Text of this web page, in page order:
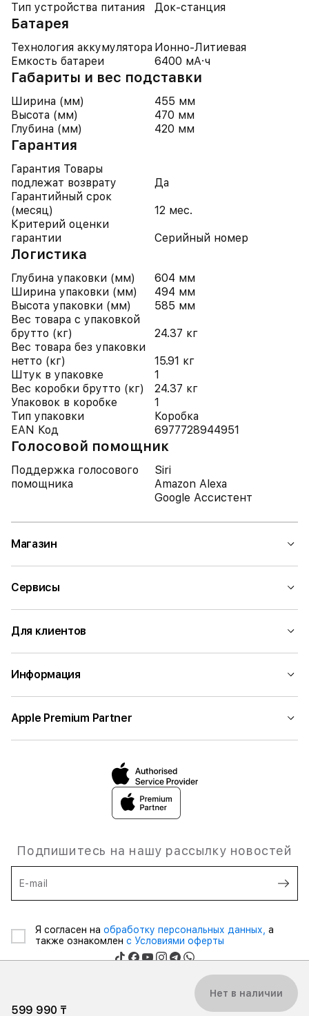
Тип устройства питания Док-станция
Батарея
Технология аккумулятора Ионно-Литиевая
Емкость батареи
6400 мА·ч
Габариты и вес подставки
Ширина (мм)
455 мм
Высота (мм)
470 мм
Глубина (мм)
420 мм
Гарантия
Гарантия Товары
подлежат возврату
Да
Гарантийный срок
(месяц)
12 мес.
Критерий оценки
гарантии
Серийный номер
Логистика
Глубина упаковки (мм)
604 мм
Ширина упаковки (мм)
494 мм
Высота упаковки (мм)
585 мм
Вес товара с упаковкой
брутто (кг)
24.37 кг
Вес товара без упаковки
нетто (кг)
15.91 кг
Штук в упаковке
1
Вес коробки брутто (кг)
24.37 кг
Упаковок в коробке
1
Тип упаковки
Коробка
EAN Код
6977728944951
Голосовой помощник
Поддержка голосового
помощника
Siri
Amazon Alexa
Google Ассистент
599 990 ₸
Нет в наличии
Магазин
Сервисы
Для клиентов
Информация
Apple Premium Partner
Подпишитесь на нашу рассылку новостей
E-mail
Я согласен на обработку персональных данных, а
также ознакомлен с Условиями оферты